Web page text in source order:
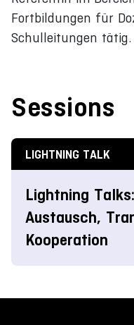
Fortbildungen für
Schulleitungen tätig.
Sessions
LIGHTNING TALK
Lightning Talks:
Austausch,
Kooperation